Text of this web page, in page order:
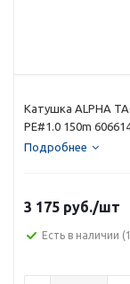
Катушка ALPHA
PE#1.0 150m
Подробнее
3 175 руб./шт
Есть в наличии